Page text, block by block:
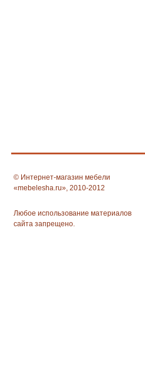
© Интернет-магазин мебели
«mebelesha.ru», 2010-2012
Любое использование материалов
сайта запрещено.